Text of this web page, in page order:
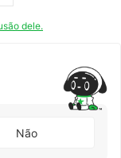
dele.
Não